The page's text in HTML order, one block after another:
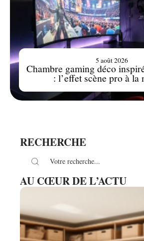
Chambre gaming déco
: l’effet scène pro à la
5 août 2026
RECHERCHE
AU CŒUR DE L’ACTU